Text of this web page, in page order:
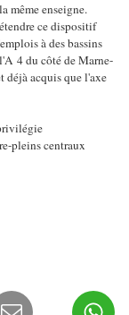
même enseigne.
ce dispositif
à des bassins
4 du côté de Marne-
déjà acquis que l'axe
pleins centraux